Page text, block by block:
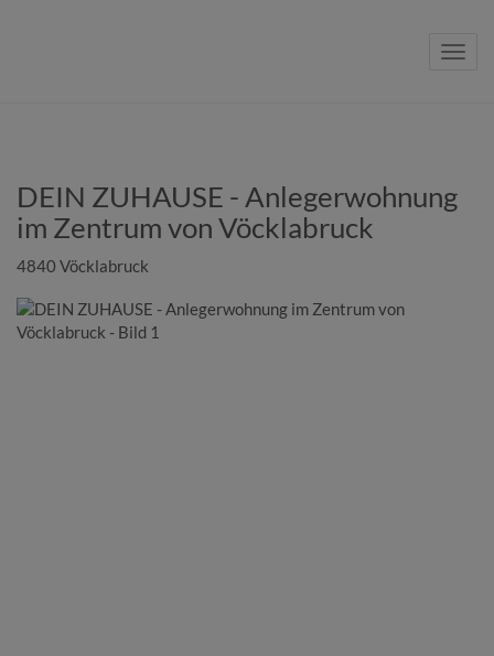
DEIN ZUHAUSE - Anlegerwohnung
im Zentrum von Vöcklabruck
4840 Vöcklabruck